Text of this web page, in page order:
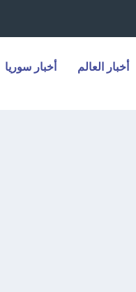
أخبار العالم أخبار سوريا